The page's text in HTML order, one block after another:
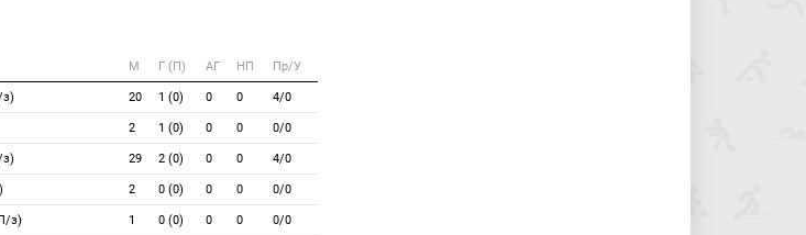
М Г (П) АГ НП Пр/У
20 1 (0) 0 0 4/0
2 1 (0) 0 0 0/0
29 2 (0) 0 0 4/0
2 0 (0) 0 0 0/0
з) 1 0 (0) 0 0 0/0